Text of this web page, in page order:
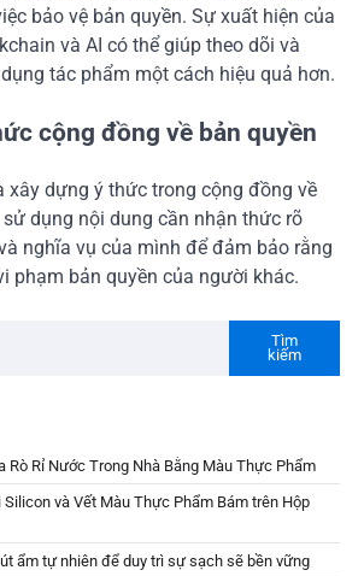
bảo vệ bản quyền. Sự xuất hiện của
và AI có thể giúp theo dõi và
tác phẩm một cách hiệu quả hơn.
cộng đồng về bản quyền
xây dựng ý thức trong cộng đồng về
dụng nội dung cần nhận thức rõ
nghĩa vụ của mình để đảm bảo rằng
phạm bản quyền của người khác.
Tìm
kiếm
Rò Rỉ Nước Trong Nhà Bằng Màu Thực Phẩm
Silicon và Vết Màu Thực Phẩm Bám trên Hộp
ẩm tự nhiên để duy trì sự sạch sẽ bền vững